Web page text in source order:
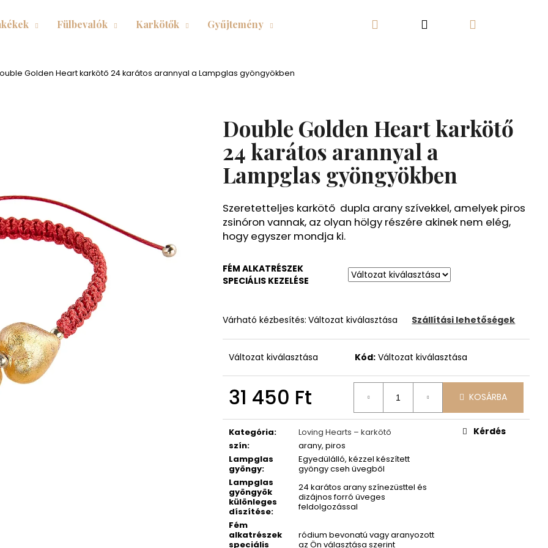
Fülbevalók Karkötők Gyűjtemény Elégedettségi garancia
KeresésBejelentkezés
Golden Heart karkötő 24 karátos arannyal a Lampglas gyöngyökben
Double Golden Heart karkötő
24 karátos arannyal a
Lampglas gyöngyökben
Szeretetteljes karkötő dupla arany szívekkel, amelyek piros
zsinóron vannak, az olyan hölgy részére akinek nem elég,
hogy egyszer mondja ki.
FÉM ALKATRÉSZEK
SPECIÁLIS KEZELÉSE
Várható kézbesítés: Változat kiválasztása Szállítási lehetőségek
Változat kiválasztása Kód: Változat kiválasztása
31 450 Ft KOSÁRBA
Kategória:
Loving Hearts – karkötő
szín:
arany, piros
Lampglas
gyöngy:
Egyedülálló, kézzel készített
gyöngy cseh üvegből
Lampglas
gyöngyök
különleges
díszítése:
24 karátos arany színezüsttel és
dizájnos forró üveges
feldolgozással
Fém
alkatrészek
speciális
ródium bevonatú vagy aranyozott
az Ön választása szerint
Kérdés
Mit keres?